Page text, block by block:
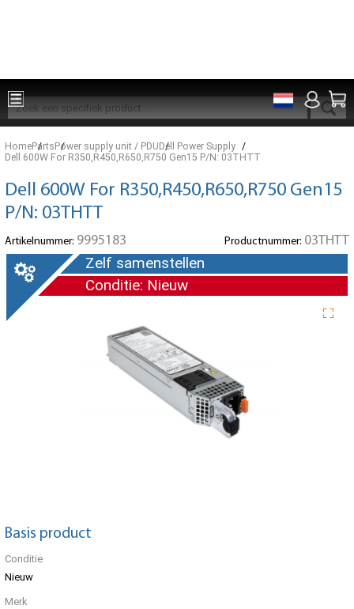
HomePartsPower supply unit / PDUDell Power Supply
Dell 600W For R350,R450,R650,R750 Gen15 P/N: 03THTT
Dell 600W For R350,R450,R650,R750 Gen15
P/N: 03THTT
Artikelnummer: 9995183 Productnummer: 03THTT
Zelf samenstellen
Conditie: Nieuw
Basis product
Conditie
Nieuw
Merk